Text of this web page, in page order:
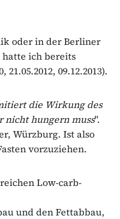
oder in der Berliner
hatte ich bereits
09.12.2013).
die Wirkung des
nicht hungern muss".
Würzburg. Ist also
vorzuziehen.
Low-carb-
und den Fettabbau,